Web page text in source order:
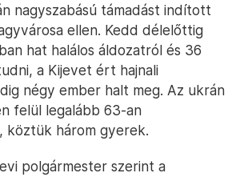
nagyszabású támadást indított
ellen. Kedd délelőttig
hat halálos áldozatról és 36
a Kijevet ért hajnali
négy ember halt meg. Az ukrán
felül legalább 63-an
köztük három gyerek.
polgármester szerint a